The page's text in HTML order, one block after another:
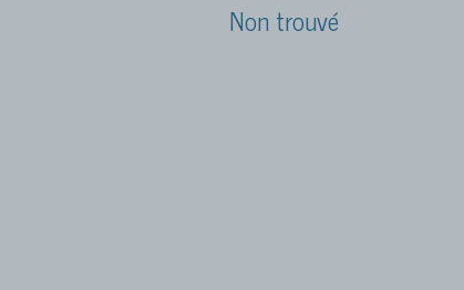
Non trouvé